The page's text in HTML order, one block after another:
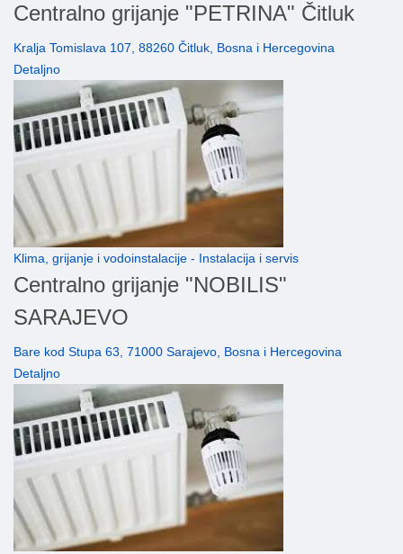
Centralno grijanje "PETRINA" Čitluk
Kralja Tomislava 107, 88260 Čitluk, Bosna i Hercegovina
Detaljno
Klima, grijanje i vodoinstalacije - Instalacija i servis
Centralno grijanje "NOBILIS"
SARAJEVO
Bare kod Stupa 63, 71000 Sarajevo, Bosna i Hercegovina
Detaljno